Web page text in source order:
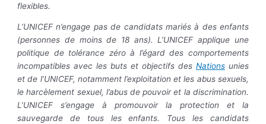
flexibles.
L’UNICEF n’engage pas de candidats mariés à des enfants
(personnes de moins de 18 ans). L’UNICEF applique une
politique de tolérance zéro à l’égard des comportements
incompatibles avec les buts et objectifs des Nationsunies
et de l’UNICEF, notamment l’exploitation et les abus sexuels,
le harcèlement sexuel, l’abus de pouvoir et la discrimination.
L’UNICEF s’engage à promouvoir la protection et la
sauvegarde de tous les enfants. Tous les candidats